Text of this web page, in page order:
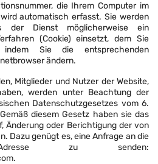
die Ihrem Computer im
automatisch erfasst. Sie werden
der Dienst möglicherweise ein
(Cookie) einsetzt, dem Sie
indem Sie die entsprechenden
ändern.
Mitglieder und Nutzer der Website,
werden unter Beachtung der
Datenschutzgesetzes vom 6.
diesem Gesetz haben sie das
Änderung oder Berichtigung der von
Dazu genügt es, eine Anfrage an die
Adresse zu senden: